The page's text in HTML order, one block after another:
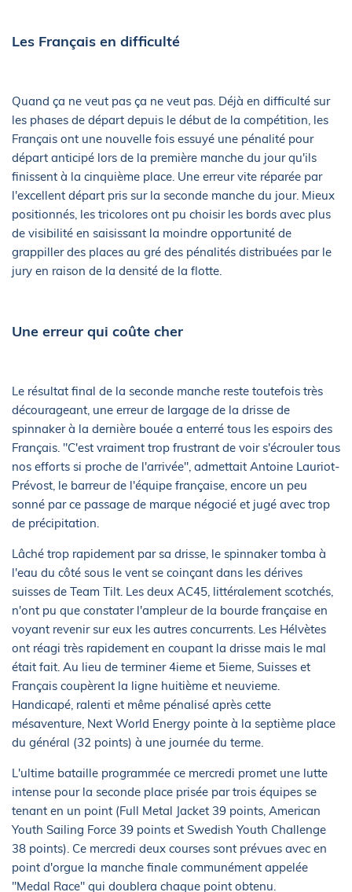
Les Français en difficulté
Quand ça ne veut pas ça ne veut pas. Déjà en difficulté sur
les phases de départ depuis le début de la compétition, les
Français ont une nouvelle fois essuyé une pénalité pour
départ anticipé lors de la première manche du jour qu'ils
finissent à la cinquième place. Une erreur vite réparée par
l'excellent départ pris sur la seconde manche du jour. Mieux
positionnés, les tricolores ont pu choisir les bords avec plus
de visibilité en saisissant la moindre opportunité de
grappiller des places au gré des pénalités distribuées par le
jury en raison de la densité de la flotte.
Une erreur qui coûte cher
Le résultat final de la seconde manche reste toutefois très
décourageant, une erreur de largage de la drisse de
spinnaker à la dernière bouée a enterré tous les espoirs des
Français. "C'est vraiment trop frustrant de voir s'écrouler tous
nos efforts si proche de l'arrivée", admettait Antoine Lauriot-
Prévost, le barreur de l'équipe française, encore un peu
sonné par ce passage de marque négocié et jugé avec trop
de précipitation.
Lâché trop rapidement par sa drisse, le spinnaker tomba à
l'eau du côté sous le vent se coinçant dans les dérives
suisses de Team Tilt. Les deux AC45, littéralement scotchés,
n'ont pu que constater l'ampleur de la bourde française en
voyant revenir sur eux les autres concurrents. Les Hélvètes
ont réagi très rapidement en coupant la drisse mais le mal
était fait. Au lieu de terminer 4ieme et 5ieme, Suisses et
Français coupèrent la ligne huitième et neuvieme.
Handicapé, ralenti et même pénalisé après cette
mésaventure, Next World Energy pointe à la septième place
du général (32 points) à une journée du terme.
L'ultime bataille programmée ce mercredi promet une lutte
intense pour la seconde place prisée par trois équipes se
tenant en un point (Full Metal Jacket 39 points, American
Youth Sailing Force 39 points et Swedish Youth Challenge
38 points). Ce mercredi deux courses sont prévues avec en
point d'orgue la manche finale communément appelée
"Medal Race" qui doublera chaque point obtenu.